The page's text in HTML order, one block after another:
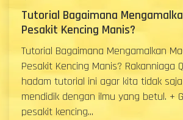
Tutorial Bagaimana
Pesakit Kencing Manis?
Tutorial Bagaimana Mengamalkan
Pesakit Kencing Manis? Rakanniaga
hadam tutorial ini agar kita tidak
mendidik dengan ilmu yang betul. +
pesakit kencing...